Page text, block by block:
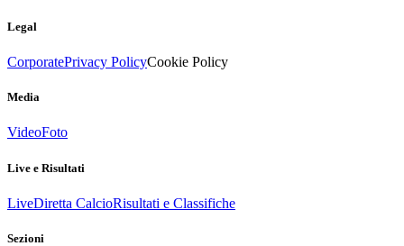
Legal
CorporatePrivacy PolicyCookie Policy
Media
VideoFoto
Live e Risultati
LiveDiretta CalcioRisultati e Classifiche
Sezioni